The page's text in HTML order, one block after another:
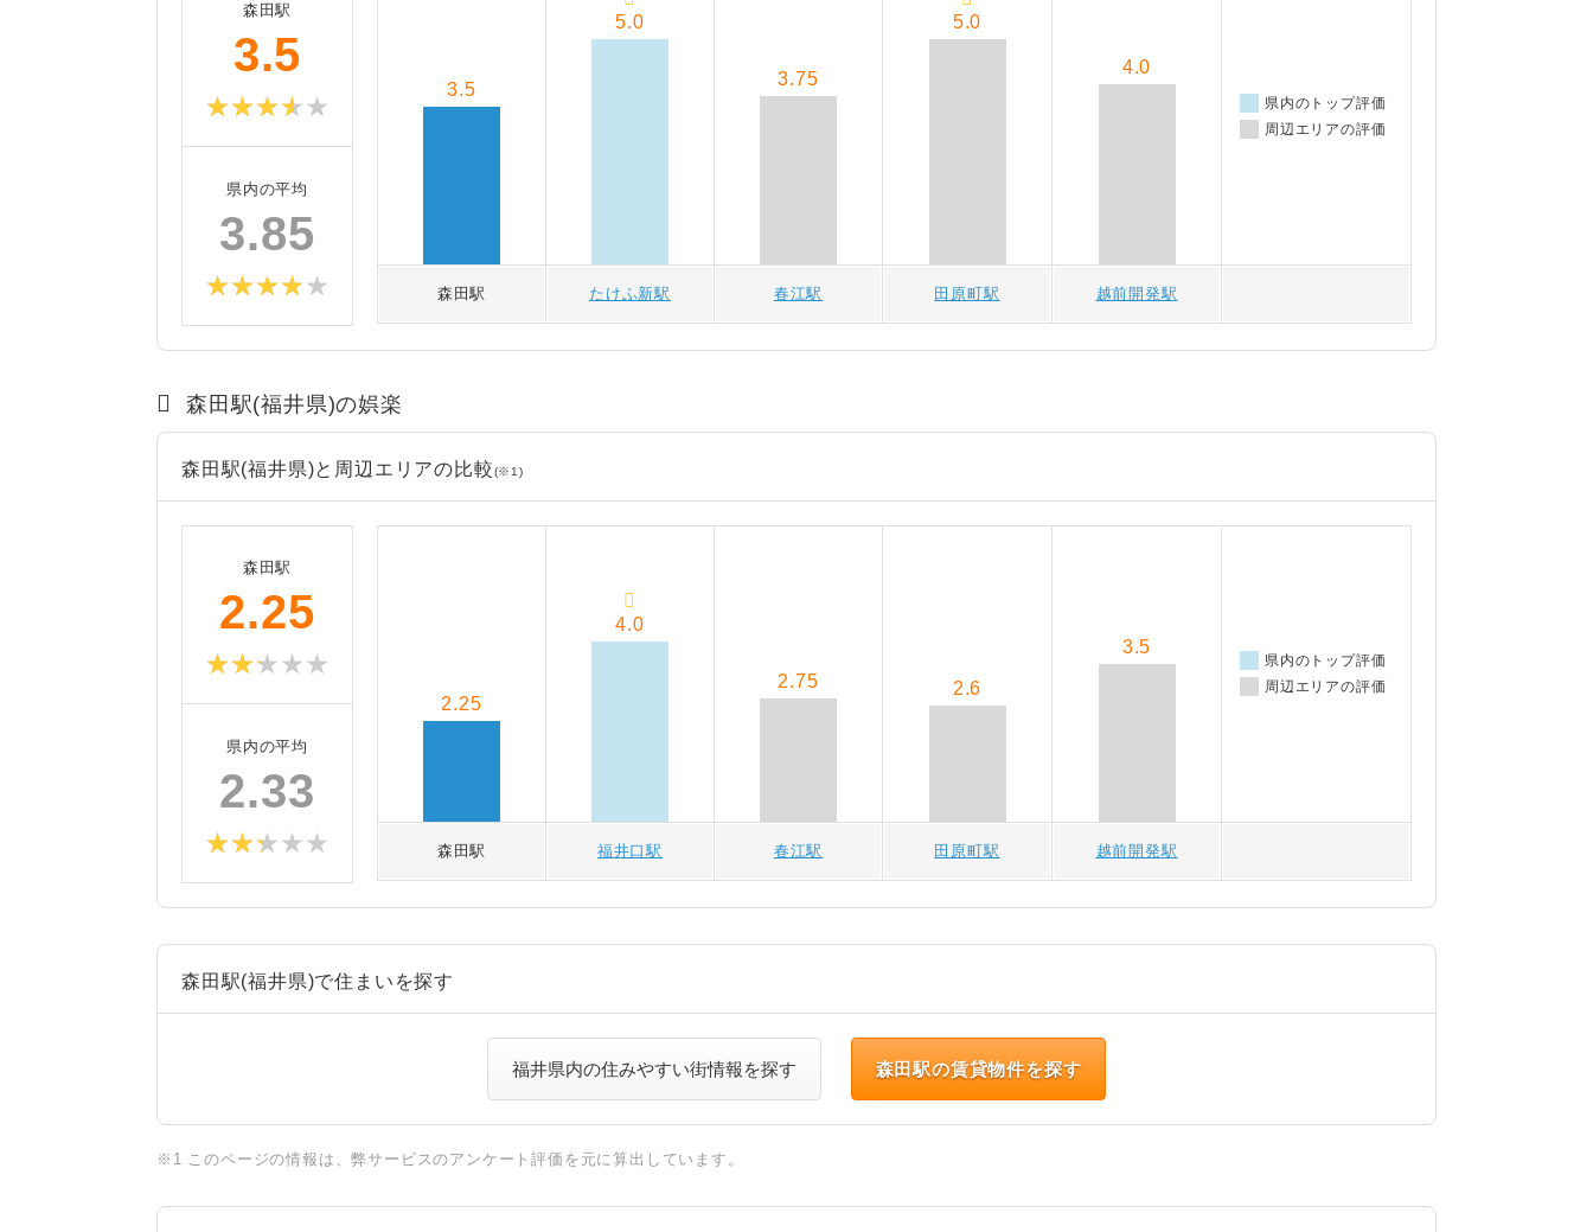
森田駅
3.5
県内の平均
3.85
森田駅 たけふ新駅 春江駅 田原町駅 越前開発駅
3.5
5.0
3.75
5.0
4.0
県内のトップ評価
周辺エリアの評価
森田駅(福井県)の娯楽
森田駅(福井県)と周辺エリアの比較(※1)
森田駅
2.25
県内の平均
2.33
森田駅 福井口駅 春江駅 田原町駅 越前開発駅
2.25
4.0
2.75 2.6
3.5
県内のトップ評価
周辺エリアの評価
森田駅(福井県)で住まいを探す
福井県内の住みやすい街情報を探す 森田駅の賃貸物件を探す
※1 このページの情報は、弊サービスのアンケート評価を元に算出しています。